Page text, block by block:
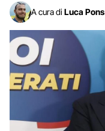
A cura di Luca Pons